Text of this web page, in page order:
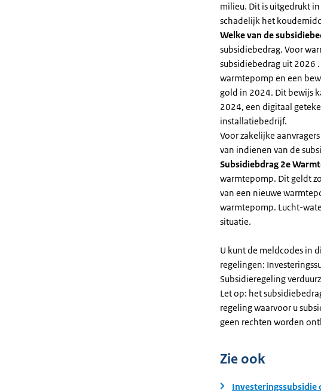
milieu. Dit is uitgedrukt
schadelijk het
Welke van de
subsidiebedrag. Voor
subsidiebedrag uit 2026
warmtepomp en een
gold in 2024. Dit bewijs
2024, een digitaal
installatiebedrijf.
Voor zakelijke
van indienen van de
Subsidiebdrag 2e
warmtepomp. Dit geldt
van een nieuwe
warmtepomp. Lucht-
situatie.
U kunt de meldcodes in
regelingen:
Subsidieregeling
Let op: het
regeling waarvoor u
geen rechten worden
Zie ook
Investeringssubsidie